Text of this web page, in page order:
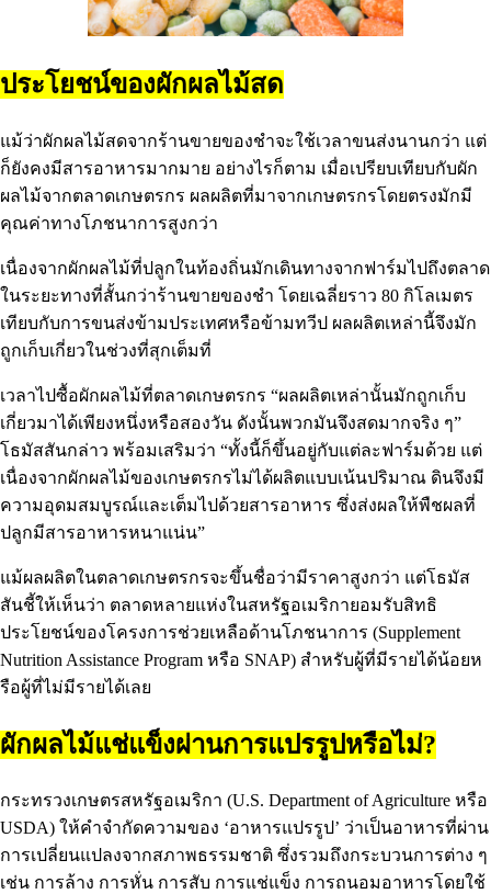
ประโยชน์ของผักผลไม้สด
แม้ว่าผักผลไม้สดจากร้านขายของชำจะใช้เวลาขนส่งนานกว่า แต่
ก็ยังคงมีสารอาหารมากมาย อย่างไรก็ตาม เมื่อเปรียบเทียบกับผัก
ผลไม้จากตลาดเกษตรกร ผลผลิตที่มาจากเกษตรกรโดยตรงมักมี
คุณค่าทางโภชนาการสูงกว่า
เนื่องจากผักผลไม้ที่ปลูกในท้องถิ่นมักเดินทางจากฟาร์มไปถึงตลาด
ในระยะทางที่สั้นกว่าร้านขายของชำ โดยเฉลี่ยราว 80 กิโลเมตร
เทียบกับการขนส่งข้ามประเทศหรือข้ามทวีป ผลผลิตเหล่านี้จึงมัก
ถูกเก็บเกี่ยวในช่วงที่สุกเต็มที่
เวลาไปซื้อผักผลไม้ที่ตลาดเกษตรกร “ผลผลิตเหล่านั้นมักถูกเก็บ
เกี่ยวมาได้เพียงหนึ่งหรือสองวัน ดังนั้นพวกมันจึงสดมากจริง ๆ”
โธมัสสันกล่าว พร้อมเสริมว่า “ทั้งนี้ก็ขึ้นอยู่กับแต่ละฟาร์มด้วย แต่
เนื่องจากผักผลไม้ของเกษตรกรไม่ได้ผลิตแบบเน้นปริมาณ ดินจึงมี
ความอุดมสมบูรณ์และเต็มไปด้วยสารอาหาร ซึ่งส่งผลให้พืชผลที่
ปลูกมีสารอาหารหนาแน่น”
แม้ผลผลิตในตลาดเกษตรกรจะขึ้นชื่อว่ามีราคาสูงกว่า แต่โธมัส
สันชี้ให้เห็นว่า ตลาดหลายแห่งในสหรัฐอเมริกายอมรับสิทธิ
ประโยชน์ของโครงการช่วยเหลือด้านโภชนาการ (Supplement
Nutrition Assistance Program หรือ SNAP) สำหรับผู้ที่มีรายได้น้อยห
รือผู้ที่ไม่มีรายได้เลย
ผักผลไม้แช่แข็งผ่านการแปรรูปหรือไม่?
กระทรวงเกษตรสหรัฐอเมริกา (U.S. Department of Agriculture หรือ
USDA) ให้คำจำกัดความของ ‘อาหารแปรรูป’ ว่าเป็นอาหารที่ผ่าน
การเปลี่ยนแปลงจากสภาพธรรมชาติ ซึ่งรวมถึงกระบวนการต่าง ๆ
เช่น การล้าง การหั่น การสับ การแช่แข็ง การถนอมอาหารโดยใช้